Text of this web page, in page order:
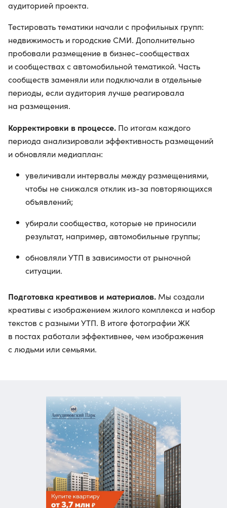
аудиторией проекта.
Тестировать тематики начали с профильных групп:
недвижимость и городские СМИ. Дополнительно
пробовали размещение в бизнес-сообществах
и сообществах с автомобильной тематикой. Часть
сообществ заменяли или подключали в отдельные
периоды, если аудитория лучше реагировала
на размещения.
Корректировки в процессе. По итогам каждого
периода анализировали эффективность размещений
и обновляли медиаплан:
увеличивали интервалы между размещениями,
чтобы не снижался отклик из-за повторяющихся
объявлений;
убирали сообщества, которые не приносили
результат, например, автомобильные группы;
обновляли УТП в зависимости от рыночной
ситуации.
Подготовка креативов и материалов. Мы создали
креативы с изображением жилого комплекса и набор
текстов с разными УТП. В итоге фотографии ЖК
в постах работали эффективнее, чем изображения
с людьми или семьями.